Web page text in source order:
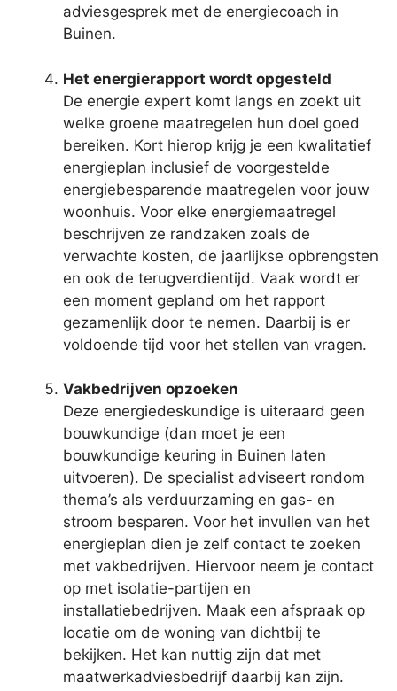
adviesgesprek met de energiecoach in
Buinen.
Het energierapport wordt opgesteld
De energie expert komt langs en zoekt uit
welke groene maatregelen hun doel goed
bereiken. Kort hierop krijg je een kwalitatief
energieplan inclusief de voorgestelde
energiebesparende maatregelen voor jouw
woonhuis. Voor elke energiemaatregel
beschrijven ze randzaken zoals de
verwachte kosten, de jaarlijkse opbrengsten
en ook de terugverdientijd. Vaak wordt er
een moment gepland om het rapport
gezamenlijk door te nemen. Daarbij is er
voldoende tijd voor het stellen van vragen.
Vakbedrijven opzoeken
Deze energiedeskundige is uiteraard geen
bouwkundige (dan moet je een
bouwkundige keuring in Buinen laten
uitvoeren). De specialist adviseert rondom
thema’s als verduurzaming en gas- en
stroom besparen. Voor het invullen van het
energieplan dien je zelf contact te zoeken
met vakbedrijven. Hiervoor neem je contact
op met isolatie-partijen en
installatiebedrijven. Maak een afspraak op
locatie om de woning van dichtbij te
bekijken. Het kan nuttig zijn dat met
maatwerkadviesbedrijf daarbij kan zijn.